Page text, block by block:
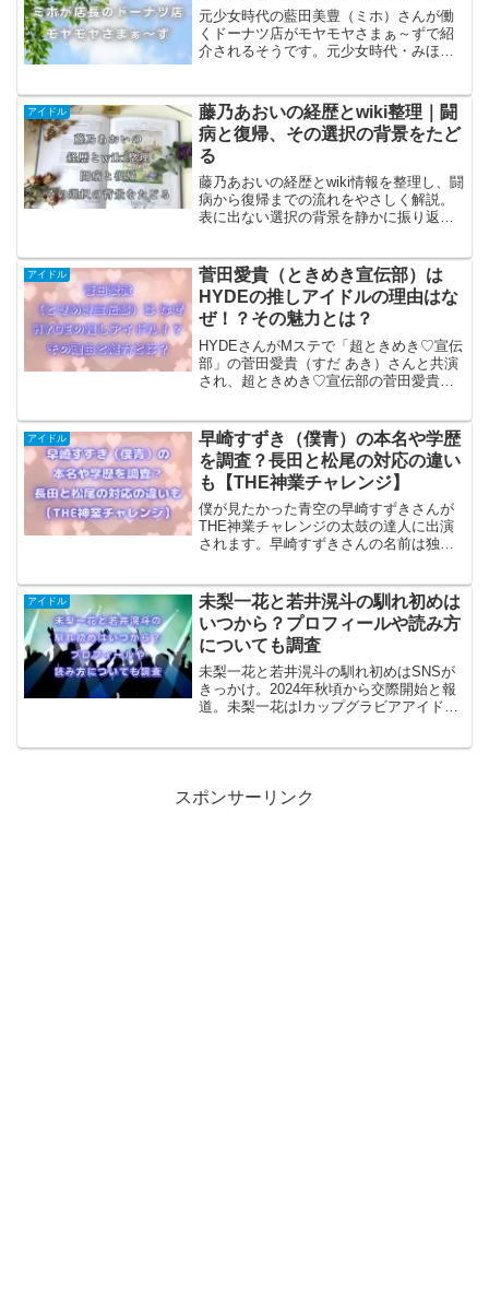
元少女時代の藍田美豊（ミホ）さんが働
くドーナツ店がモヤモヤさまぁ～ずで紹
介されるそうです。元少女時代・みほさ
の逗子店、葉山店、鎌倉店の3店舗を詳し
くお伝えします。
アイドル
藤乃あおいの経歴とwiki整理｜闘
病と復帰、その選択の背景をたど
る
藤乃あおいの経歴とwiki情報を整理し、闘
病から復帰までの流れをやさしく解説。
表に出ない選択の背景を静かに振り返り
アイドル
菅田愛貴（ときめき宣伝部）は
HYDEの推しアイドルの理由はな
ぜ！？その魅力とは？
HYDEさんがMステで「超ときめき♡宣伝
部」の菅田愛貴（すだ あき）さんと共演
され、超ときめき♡宣伝部の菅田愛貴さ
いるのか、その魅力や理由を確認してい
きます。
アイドル
早崎すずき（僕青）の本名や学歴
を調査？長田と松尾の対応の違い
も【THE神業チャレンジ】
僕が見たかった青空の早崎すずきさんが
THE神業チャレンジの太鼓の達人に出演
されます。早崎すずきさんの名前は独特
トの長田さんと松尾さんへの対応の違い
も確認していきます。
アイドル
未梨一花と若井滉斗の馴れ初めは
いつから？プロフィールや読み方
についても調査
未梨一花と若井滉斗の馴れ初めはSNSが
きっかけ。2024年秋頃から交際開始と報
道。未梨一花はIカップグラビアアイド
スポンサーリンク